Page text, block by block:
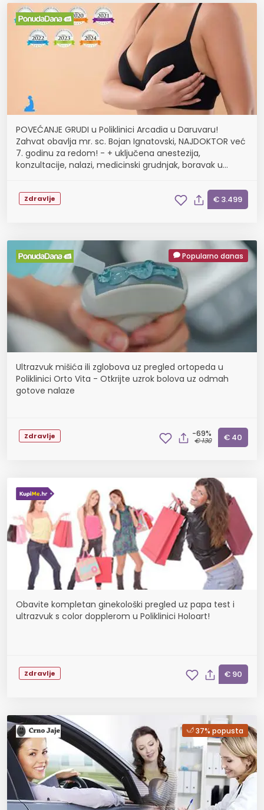
POVEĆANJE GRUDI u Poliklinici Arcadia u Daruvaru!
Zahvat obavlja mr. sc. Bojan Ignatovski, NAJDOKTOR već
7. godinu za redom! - + uključena anestezija,
konzultacije, nalazi, medicinski grudnjak, boravak u
Zdravlje € 3.499
Popularno danas
Ultrazvuk mišića ili zglobova uz pregled ortopeda u
Poliklinici Orto Vita - Otkrijte uzrok bolova uz odmah
gotove nalaze
Zdravlje -69%
€ 130 € 40
Obavite kompletan ginekološki pregled uz papa test i
ultrazvuk s color dopplerom u Poliklinici Holoart!
Zdravlje € 90
37% popusta